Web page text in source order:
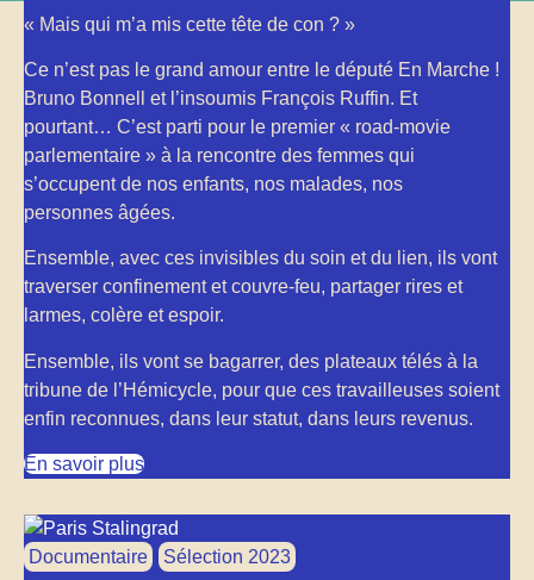
« Mais qui m’a mis cette tête de con ? »
Ce n’est pas le grand amour entre le député En Marche !
Bruno Bonnell et l’insoumis François Ruffin. Et
pourtant… C’est parti pour le premier « road-movie
parlementaire » à la rencontre des femmes qui
s’occupent de nos enfants, nos malades, nos
personnes âgées.
Ensemble, avec ces invisibles du soin et du lien, ils vont
traverser confinement et couvre-feu, partager rires et
larmes, colère et espoir.
Ensemble, ils vont se bagarrer, des plateaux télés à la
tribune de l’Hémicycle, pour que ces travailleuses soient
enfin reconnues, dans leur statut, dans leurs revenus.
En savoir plus
Documentaire Sélection 2023